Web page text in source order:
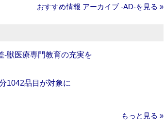
おすすめ情報 アーカイブ ‐AD‐を見る »
‐獣医療専門教育の充実を
1042品目が対象に
もっと見る »